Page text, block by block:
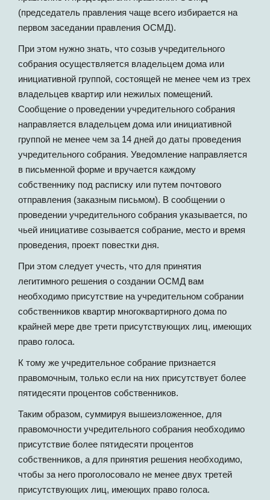
(председатель правления чаще всего избирается на
первом заседании правления ОСМД).
При этом нужно знать, что созыв учредительного
собрания осуществляется владельцем дома или
инициативной группой, состоящей не менее чем из трех
владельцев квартир или нежилых помещений.
Сообщение о проведении учредительного собрания
направляется владельцем дома или инициативной
группой не менее чем за 14 дней до даты проведения
учредительного собрания. Уведомление направляется
в письменной форме и вручается каждому
собственнику под расписку или путем почтового
отправления (заказным письмом). В сообщении о
проведении учредительного собрания указывается, по
чьей инициативе созывается собрание, место и время
проведения, проект повестки дня.
При этом следует учесть, что для принятия
легитимного решения о создании ОСМД вам
необходимо присутствие на учредительном собрании
собственников квартир многоквартирного дома по
крайней мере две трети присутствующих лиц, имеющих
право голоса.
К тому же учредительное собрание признается
правомочным, только если на них присутствует более
пятидесяти процентов собственников.
Таким образом, суммируя вышеизложенное, для
правомочности учредительного собрания необходимо
присутствие более пятидесяти процентов
собственников, а для принятия решения необходимо,
чтобы за него проголосовало не менее двух третей
присутствующих лиц, имеющих право голоса.